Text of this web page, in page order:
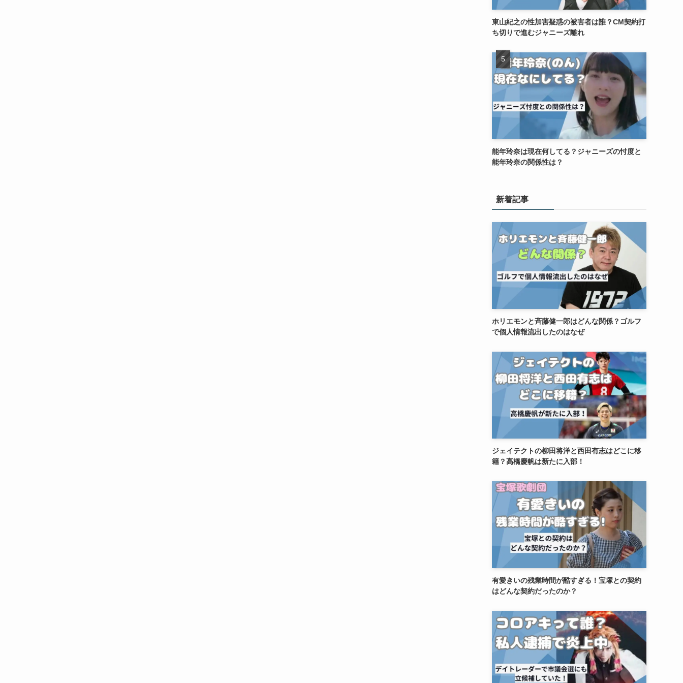
東山紀之の性加害疑惑の被害者は誰？CM契約打
ち切りで進むジャニーズ離れ
能年玲奈は現在何してる？ジャニーズの忖度と
能年玲奈の関係性は？
新着記事
ホリエモンと斉藤健一郎はどんな関係？ゴルフ
で個人情報流出したのはなぜ
ジェイテクトの柳田将洋と西田有志はどこに移
籍？高橋慶帆は新たに入部！
有愛きいの残業時間が酷すぎる！宝塚との契約
はどんな契約だったのか？